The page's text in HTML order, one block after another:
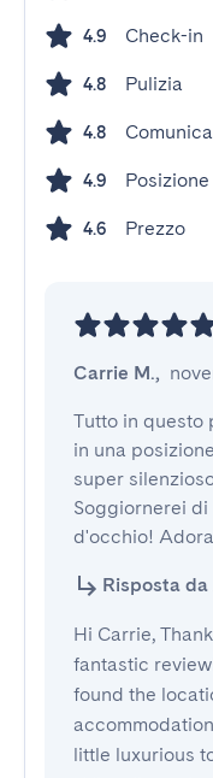
4.9 Check-in
4.8 Pulizia
4.8
4.9 Posizione
4.6 Prezzo
Carrie M.,
Tutto in questo
in una
super
Soggiornerei
d'occhio!
Risposta da
Hi Carrie,
fantastic
found the
little luxurious